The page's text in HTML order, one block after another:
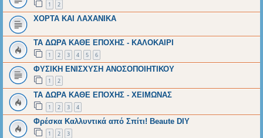
1 2
ΧΟΡΤΑ ΚΑΙ ΛΑΧΑΝΙΚΑ
ΤΑ ΔΩΡΑ ΚΑΘΕ ΕΠΟΧΗΣ - ΚΑΛΟΚΑΙΡΙ
1 2 3 4 5 6
ΦΥΣΙΚΗ ΕΝΙΣΧΥΣΗ ΑΝΟΣΟΠΟΙΗΤΙΚΟΥ
1 2
ΤΑ ΔΩΡΑ ΚΑΘΕ ΕΠΟΧΗΣ - ΧΕΙΜΩΝΑΣ
1 2 3 4
Φρέσκα Καλλυντικά από Σπίτι! Beaute DIY
1 2 3